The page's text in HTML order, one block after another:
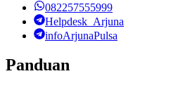
082257555999
Helpdesk_Arjuna
infoArjunaPulsa
Panduan